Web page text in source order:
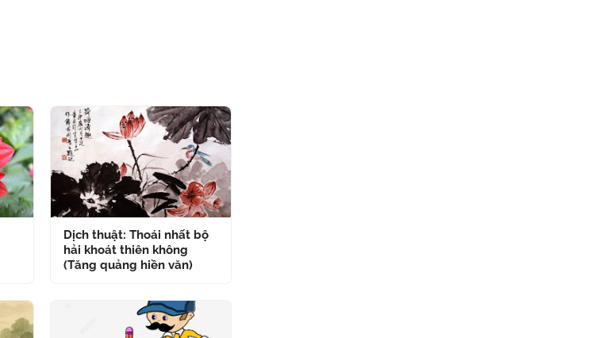
Dịch thuật: Thoái nhất bộ
hải khoát thiên không
(Tăng quảng hiền văn)